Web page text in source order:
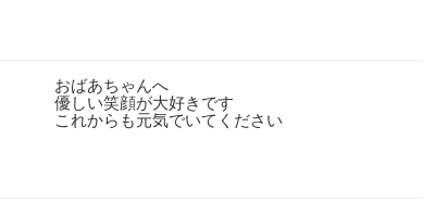
おばあちゃんへ
優しい笑顔が大好きです
これからも元気でいてください